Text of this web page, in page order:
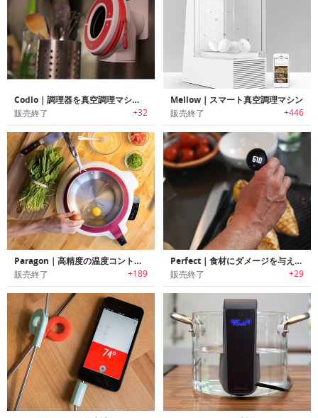
Codlo｜調理器を真空調理マシンに変身する
販売終了 +32
Mellow｜スマート真空調理マシン
販売終了 +446
Paragon｜高精度の温度コントロールで完璧な調理を可能にするスマートクッキングシステム「パラゴン」
販売終了 +189
Perfect｜食材にダメージを与えない調理用温度計「パーフェクト」
販売終了 +29